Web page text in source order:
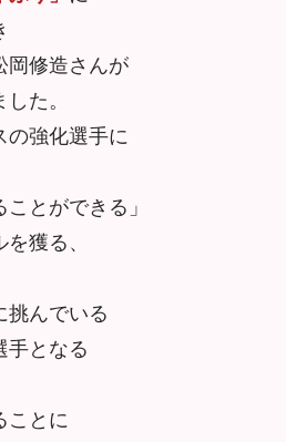
岡修造さんが
た。
の強化選手に
とができる」
獲る、
挑んでいる
手となる
ことに